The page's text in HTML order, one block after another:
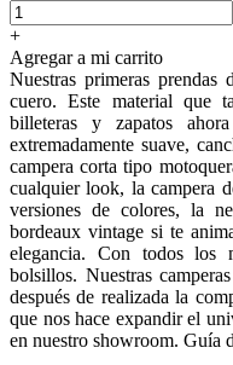
+
Agregar a mi carrito
Nuestras primeras
cuero. Este material que
billeteras y zapatos
extremadamente suave,
campera corta tipo
cualquier look, la campera
versiones de colores, la
bordeaux vintage si te
elegancia. Con todos los
bolsillos. Nuestras
después de realizada la
que nos hace expandir el
en nuestro showroom. Guía